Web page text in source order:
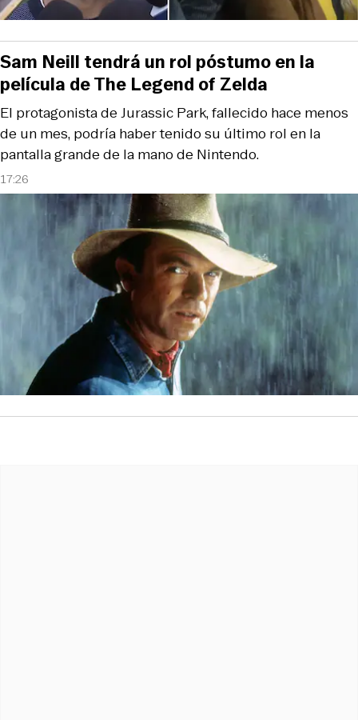
17:26
El protagonista de Jurassic Park, fallecido hace menos
de un mes, podría haber tenido su último rol en la
pantalla grande de la mano de Nintendo.
Sam Neill tendrá un rol póstumo en la
película de The Legend of Zelda